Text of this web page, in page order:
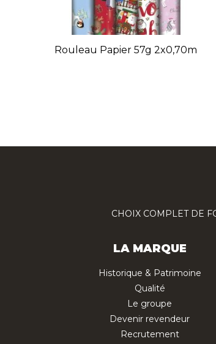
Rouleau Papier 57g 2x0,70m
CHOIX COMPLET DE
LA MARQUE
Historique & Patrimoine
Qualité
Le groupe
Devenir revendeur
Recrutement